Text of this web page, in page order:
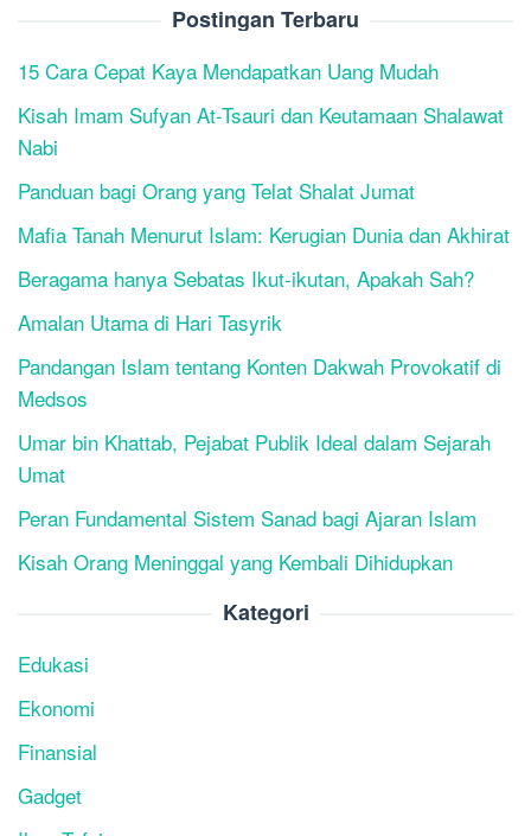
Postingan Terbaru
15 Cara Cepat Kaya Mendapatkan Uang Mudah
Kisah Imam Sufyan At-Tsauri dan Keutamaan Shalawat
Nabi
Panduan bagi Orang yang Telat Shalat Jumat
Mafia Tanah Menurut Islam: Kerugian Dunia dan Akhirat
Beragama hanya Sebatas Ikut-ikutan, Apakah Sah?
Amalan Utama di Hari Tasyrik
Pandangan Islam tentang Konten Dakwah Provokatif di
Medsos
Umar bin Khattab, Pejabat Publik Ideal dalam Sejarah
Umat
Peran Fundamental Sistem Sanad bagi Ajaran Islam
Kisah Orang Meninggal yang Kembali Dihidupkan
Kategori
Edukasi
Ekonomi
Finansial
Gadget